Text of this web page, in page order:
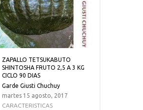
ZAPALLO TETSUKABUTO
SHINTOSHA FRUTO 2,5 A 3 KG
CICLO 90 DIAS
Garde Giusti Chuchuy
martes 15 agosto, 2017
CARACTERISTICAS